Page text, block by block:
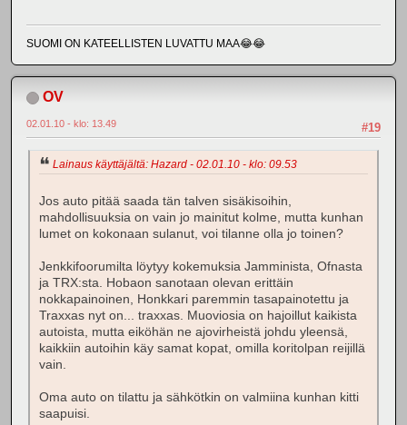
SUOMI ON KATEELLISTEN LUVATTU MAA😂😂
OV
#19
02.01.10 - klo: 13.49
Lainaus käyttäjältä: Hazard - 02.01.10 - klo: 09.53
Jos auto pitää saada tän talven sisäkisoihin,
mahdollisuuksia on vain jo mainitut kolme, mutta kunhan
lumet on kokonaan sulanut, voi tilanne olla jo toinen?
Jenkkifoorumilta löytyy kokemuksia Jamminista, Ofnasta
ja TRX:sta. Hobaon sanotaan olevan erittäin
nokkapainoinen, Honkkari paremmin tasapainotettu ja
Traxxas nyt on... traxxas. Muoviosia on hajoillut kaikista
autoista, mutta eiköhän ne ajovirheistä johdu yleensä,
kaikkiin autoihin käy samat kopat, omilla koritolpan reijillä
vain.
Oma auto on tilattu ja sähkötkin on valmiina kunhan kitti
saapuisi.